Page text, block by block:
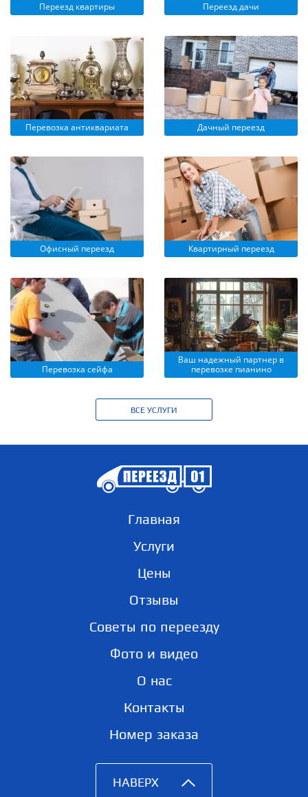
Переезд квартиры Переезд дачи
Перевозка антиквариата Дачный переезд
Офисный переезд Квартирный переезд
Перевозка сейфа
Ваш надежный партнер в
перевозке пианино
ВСЕ УСЛУГИ
Главная
Услуги
Цены
Отзывы
Советы по переезду
Фото и видео
О нас
Контакты
Номер заказа
НАВЕРХ